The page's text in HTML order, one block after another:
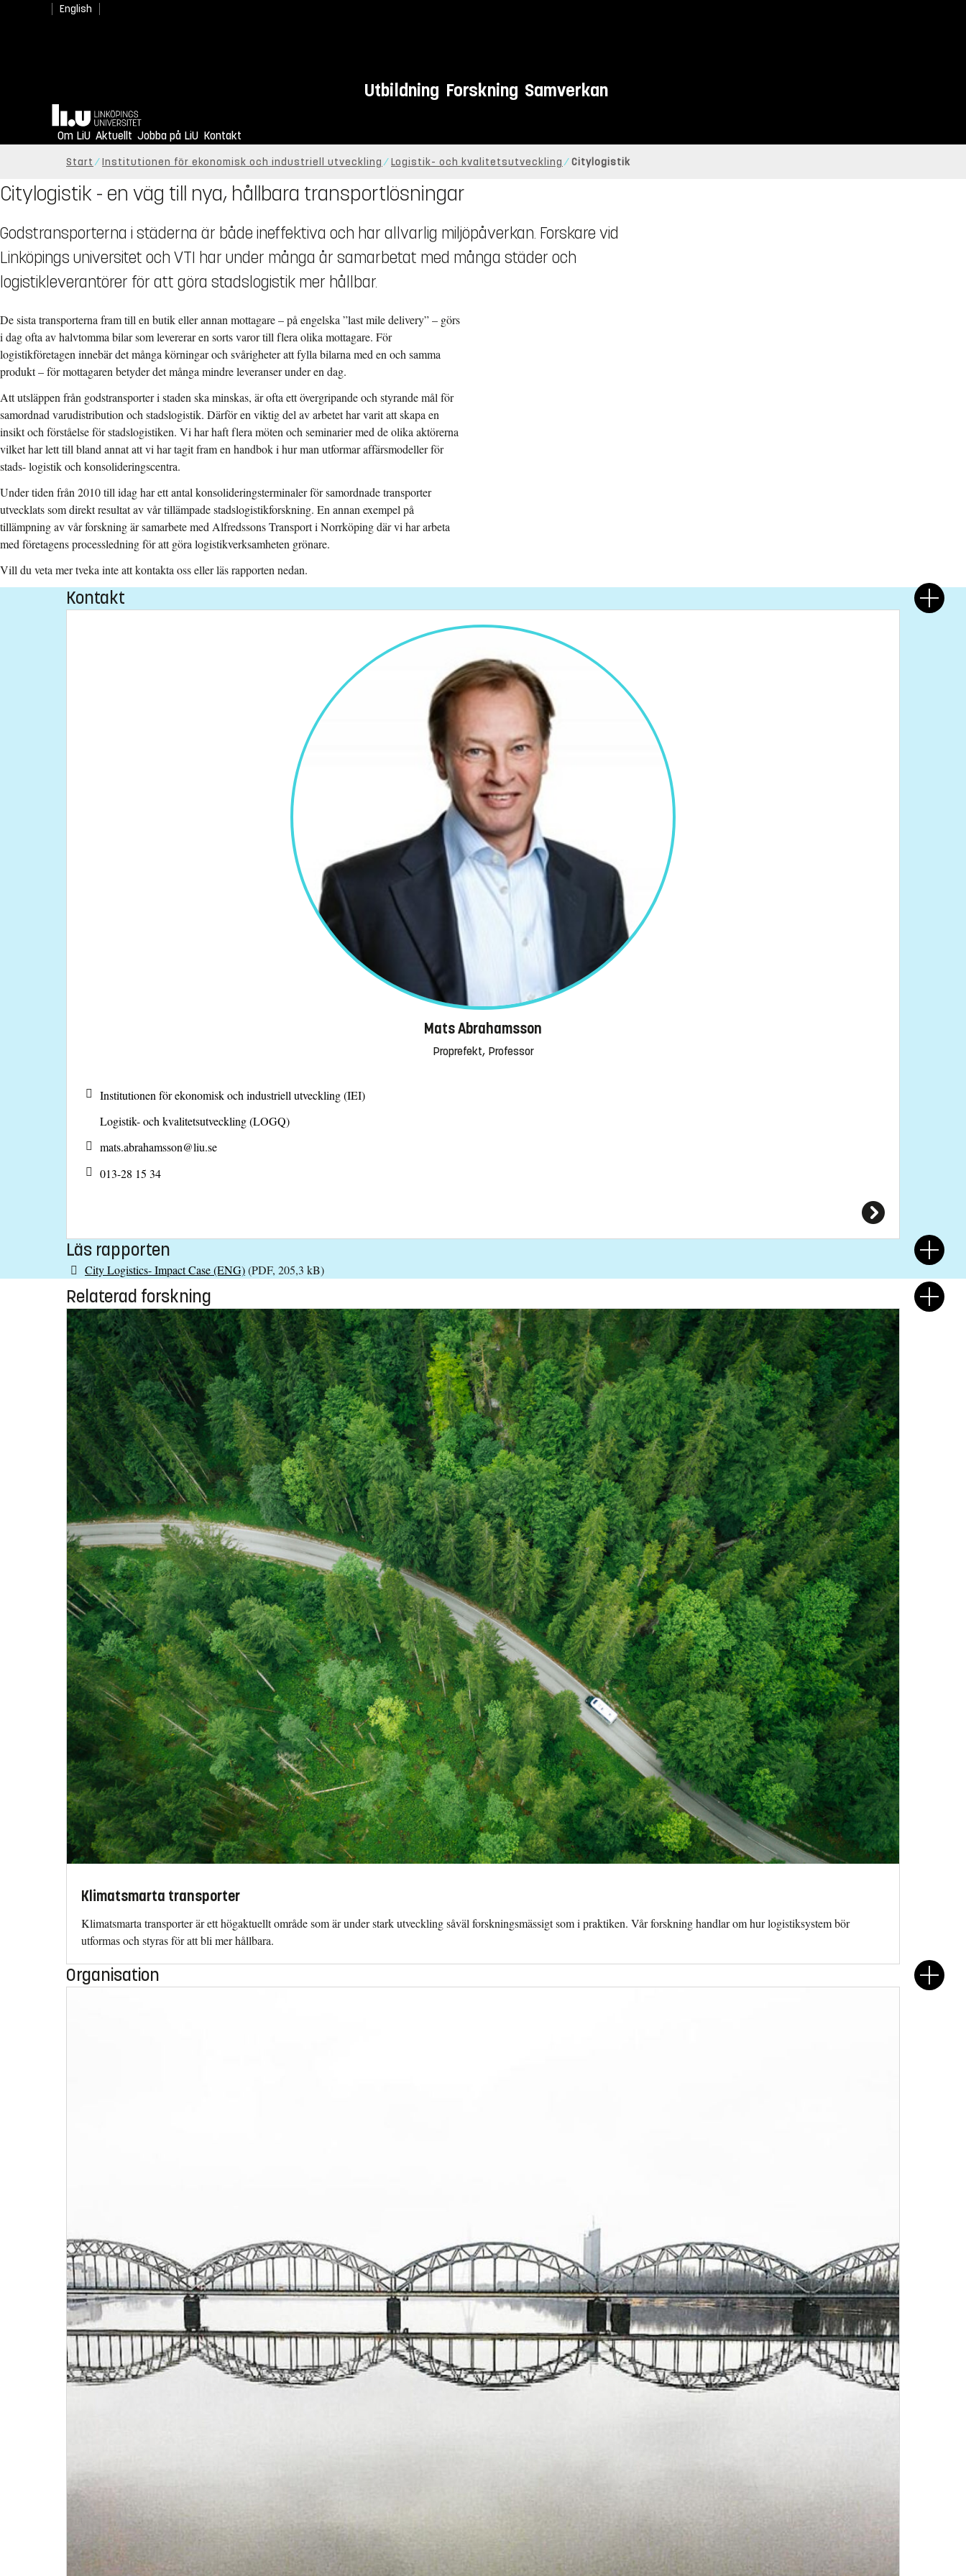
English
Utbildning Forskning Samverkan
Hem
Om LiU Aktuellt Jobba på LiU Kontakt
Start Institutionen för ekonomisk och industriell utveckling Logistik- och kvalitetsutveckling Citylogistik
Citylogistik - en väg till nya, hållbara transportlösningar
Godstransporterna i städerna är både ineffektiva och har allvarlig miljöpåverkan. Forskare vid
Linköpings universitet och VTI har under många år samarbetat med många städer och
logistikleverantörer för att göra stadslogistik mer hållbar.
De sista transporterna fram till en butik eller annan mottagare – på engelska ”last mile delivery” – görs
i dag ofta av halvtomma bilar som levererar en sorts varor till flera olika mottagare. För
logistikföretagen innebär det många körningar och svårigheter att fylla bilarna med en och samma
produkt – för mottagaren betyder det många mindre leveranser under en dag.
Att utsläppen från godstransporter i staden ska minskas, är ofta ett övergripande och styrande mål för
samordnad varudistribution och stadslogistik. Därför en viktig del av arbetet har varit att skapa en
insikt och förståelse för stadslogistiken. Vi har haft flera möten och seminarier med de olika aktörerna
vilket har lett till bland annat att vi har tagit fram en handbok i hur man utformar affärsmodeller för
stads- logistik och konsolideringscentra.
Under tiden från 2010 till idag har ett antal konsolideringsterminaler för samordnade transporter
utvecklats som direkt resultat av vårtillämpade stadslogistikforskning. En annan exempel på
tillämpning av vår forskning är samarbete med Alfredssons Transport i Norrköping där vi hararbeta
med företagens processledning för att göra logistikverksamheten grönare.
Vill du veta mer tveka inte att kontakta oss eller läs rapporten nedan.
Kontakt
Mats Abrahamsson
Proprefekt, Professor
Institutionen för ekonomisk och industriell utveckling (IEI)
Logistik- och kvalitetsutveckling (LOGQ)
mats.abrahamsson@liu.se
013-28 15 34
Läs rapporten
City Logistics- Impact Case (ENG)(PDF, 205,3 kB)
Relaterad forskning
Klimatsmarta transporter
Klimatsmarta transporter är ett högaktuellt område som är under stark utveckling såväl forskningsmässigt som i praktiken. Vår forskning handlar om hur logistiksystem bör
utformas och styras för att bli mer hållbara.
Organisation